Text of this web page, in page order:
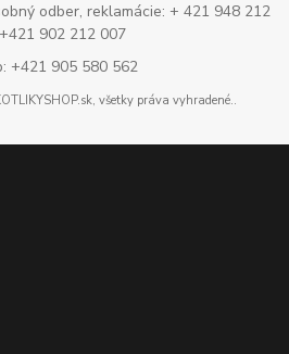
odber, reklamácie: + 421 948 212
902 212 007
+421 905 580 562
všetky práva vyhradené..